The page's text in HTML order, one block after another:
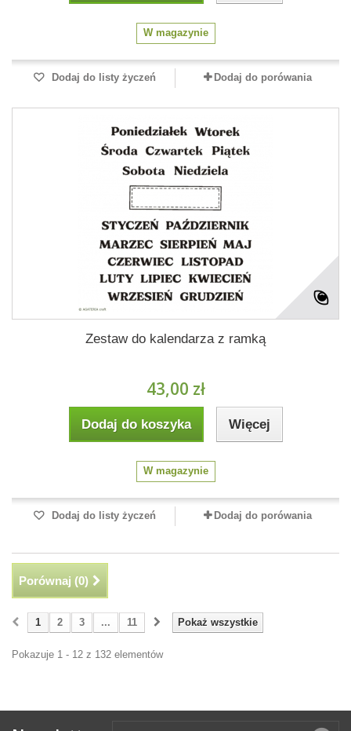
W magazynie
Dodaj do listy życzeń Dodaj do porówania
Zestaw do kalendarza z ramką
43,00 zł
Dodaj do koszyka Więcej
W magazynie
Dodaj do listy życzeń Dodaj do porówania
Porównaj (0)
Pokaż wszystkie
1 2 3 ... 11
Pokazuje 1 - 12 z 132 elementów